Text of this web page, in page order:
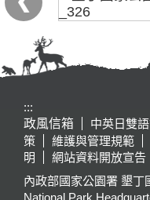
:::
政風信箱
中英日雙
策
維護與管理規範
明
網站資料開放宣告
內政部國家公園署 墾丁
National Park